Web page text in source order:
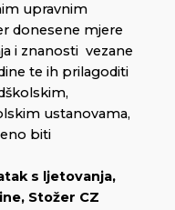
upravnim
donesene mjere
i znanosti vezane
te ih prilagoditi
ustanovama,
biti
s ljetovanja,
Stožer CZ